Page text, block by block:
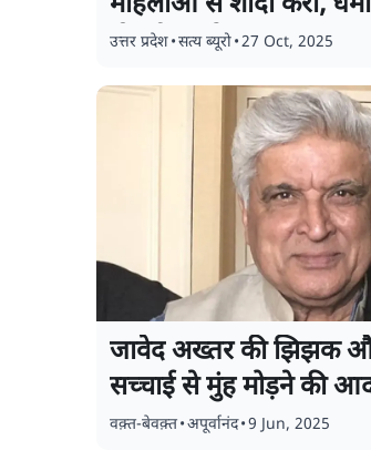
नौकरी पाओ'
उत्तर प्रदेश•सत्य ब्यूरो•27 Oct, 2025
जावेद अख्तर की झिझक
सच्चाई से मुंह मोड़ने की
वक़्त-बेवक़्त•अपूर्वानंद•9 Jun, 2025